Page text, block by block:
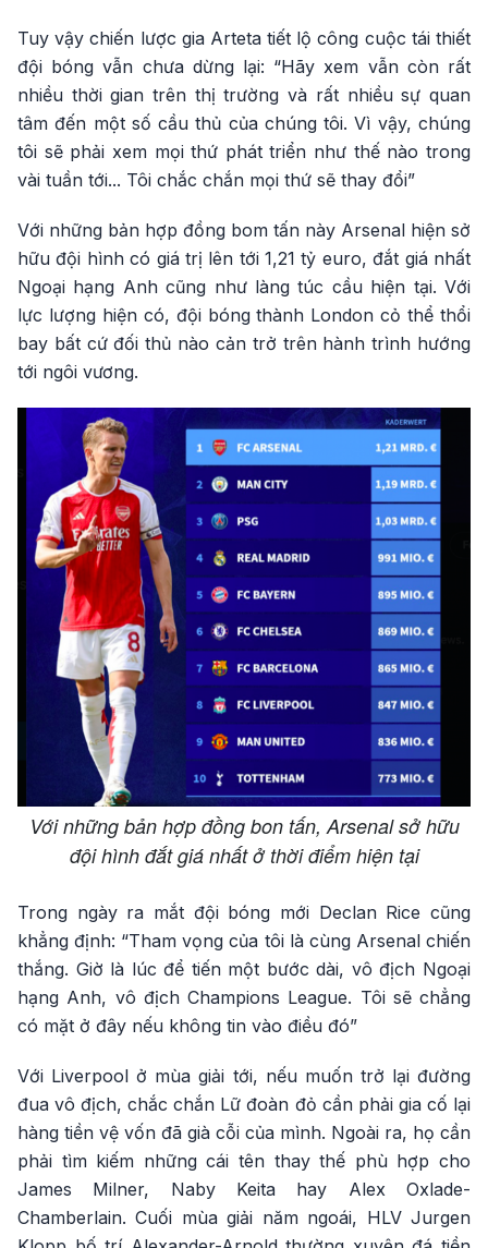
Tuy vậy chiến lược gia Arteta tiết lộ công cuộc tái thiết
đội bóng vẫn chưa dừng lại: “Hãy xem vẫn còn rất
nhiều thời gian trên thị trường và rất nhiều sự quan
tâm đến một số cầu thủ của chúng tôi. Vì vậy, chúng
tôi sẽ phải xem mọi thứ phát triển như thế nào trong
vài tuần tới... Tôi chắc chắn mọi thứ sẽ thay đổi”
Với những bản hợp đồng bom tấn này Arsenal hiện sở
hữu đội hình có giá trị lên tới 1,21 tỷ euro, đắt giá nhất
Ngoại hạng Anh cũng như làng túc cầu hiện tại. Với
lực lượng hiện có, đội bóng thành London cỏ thể thổi
bay bất cứ đối thủ nào cản trở trên hành trình hướng
tới ngôi vương.
Với những bản hợp đồng bon tấn, Arsenal sở hữu
đội hình đắt giá nhất ở thời điểm hiện tại
Trong ngày ra mắt đội bóng mới Declan Rice cũng
khẳng định: “Tham vọng của tôi là cùng Arsenal chiến
thắng. Giờ là lúc để tiến một bước dài, vô địch Ngoại
hạng Anh, vô địch Champions League. Tôi sẽ chẳng
có mặt ở đây nếu không tin vào điều đó”
Với Liverpool ở mùa giải tới, nếu muốn trở lại đường
đua vô địch, chắc chắn Lữ đoàn đỏ cần phải gia cố lại
hàng tiền vệ vốn đã già cỗi của mình. Ngoài ra, họ cần
phải tìm kiếm những cái tên thay thế phù hợp cho
James Milner, Naby Keita hay Alex Oxlade-
Chamberlain. Cuối mùa giải năm ngoái, HLV Jurgen